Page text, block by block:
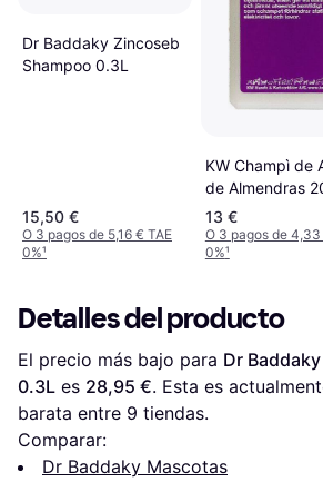
Dr Baddaky Zincoseb
Shampoo 0.3L
15,50 €
O 3 pagos de 5,16 € TAE
0%¹
KW Champì de
de Almendras
0.2L
13 €
O 3 pagos de 4,33
0%¹
Detalles del producto
El precio más bajo para Dr
0.3L es 28,95 €. Esta es
barata entre 9 tiendas.
Comparar:
Dr Baddaky Mascotas